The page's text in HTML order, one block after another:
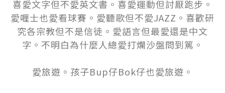
喜愛文字但不愛英文書。喜愛運動但討厭跑步。
愛喱士也愛看球賽。愛聽歌但不愛JAZZ。喜歡研
究各宗教但不是信徒。愛語言但最愛還是中文
字。不明白為什麼人總愛打爛沙盤問到篤。
愛旅遊。孩子Bup仔Bok仔也愛旅遊。